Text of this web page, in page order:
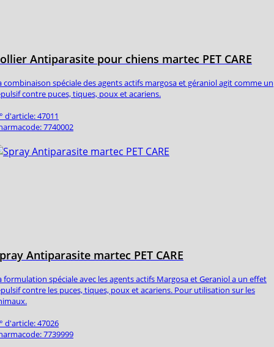
Antiparasite pour chiens martec PET CARE
combinaison spéciale des agents actifs margosa et géraniol agit comme un
contre puces, tiques, poux et acariens.
d'article: 47011
7740002
Antiparasite martec PET CARE
formulation spéciale avec les agents actifs Margosa et Geraniol a un effet
contre les puces, tiques, poux et acariens. Pour utilisation sur les
d'article: 47026
7739999